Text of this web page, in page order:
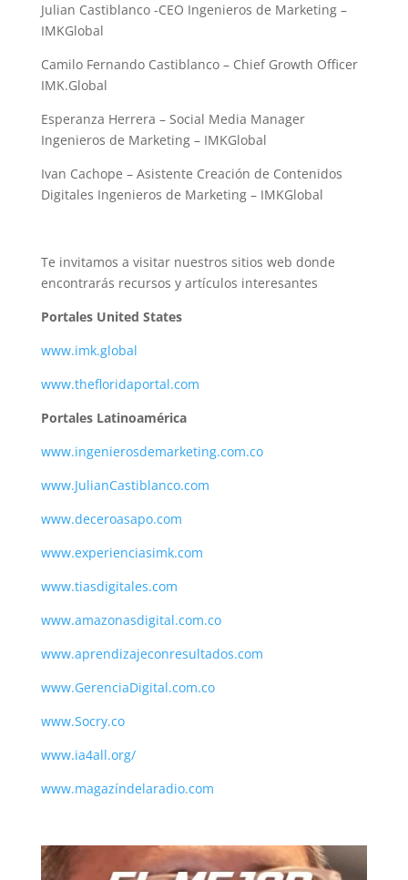
Julian Castiblanco -CEO Ingenieros de Marketing –
IMKGlobal
Camilo Fernando Castiblanco – Chief Growth Officer
IMK.Global
Esperanza Herrera – Social Media Manager
Ingenieros de Marketing – IMKGlobal
Ivan Cachope – Asistente Creación de Contenidos
Digitales Ingenieros de Marketing – IMKGlobal
Te invitamos a visitar nuestros sitios web donde
encontrarás recursos y artículos interesantes
Portales United States
www.imk.global
www.thefloridaportal.com
Portales Latinoamérica
www.ingenierosdemarketing.com.co
www.JulianCastiblanco.com
www.deceroasapo.com
www.experienciasimk.com
www.tiasdigitales.com
www.amazonasdigital.com.co
www.aprendizajeconresultados.com
www.GerenciaDigital.com.co
www.Socry.co
www.ia4all.org/
www.magazíndelaradio.com